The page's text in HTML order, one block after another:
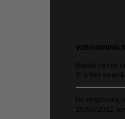
VERGUNNING
Besluit van de
31a Wet op de
De vergunning
25/03/2022.